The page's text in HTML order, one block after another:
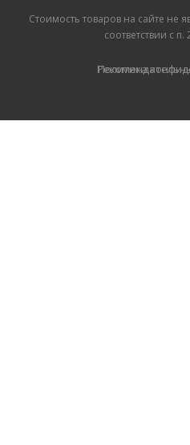
Стоимость товаров на сайте не
соответствии с п.
Политика